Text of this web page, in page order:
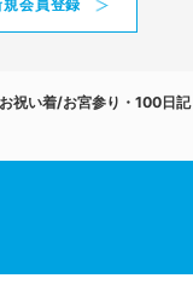
規会員登録
お祝い着/お宮参り・100日記